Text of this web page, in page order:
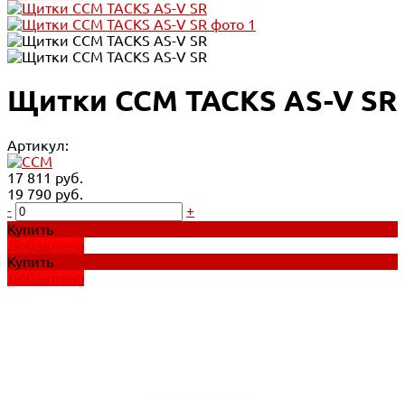
Щитки CCM TACKS AS-V SR
Артикул:
17 811 руб.
19 790 руб.
-
+
Купить
Добавлено
Купить
Добавлено